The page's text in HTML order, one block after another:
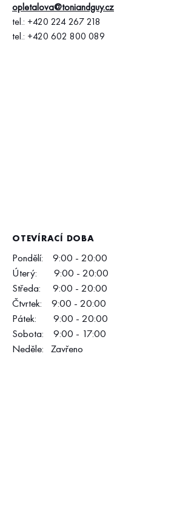
opletalova@toniandguy.cz
tel.: +420 224 267 218
tel.: +420 602 800 089
OTEVÍRACÍ DOBA
Pondělí: 9:00 - 20:00
Úterý: 9:00 - 20:00
Středa: 9:00 - 20:00
Čtvrtek: 9:00 - 20:00
Pátek: 9:00 - 20:00
Sobota: 9:00 - 17:00
Neděle: Zavřeno